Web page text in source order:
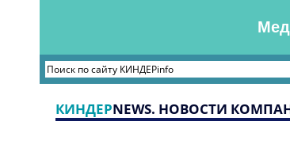
КИНДЕРNEWS. НОВОСТИ